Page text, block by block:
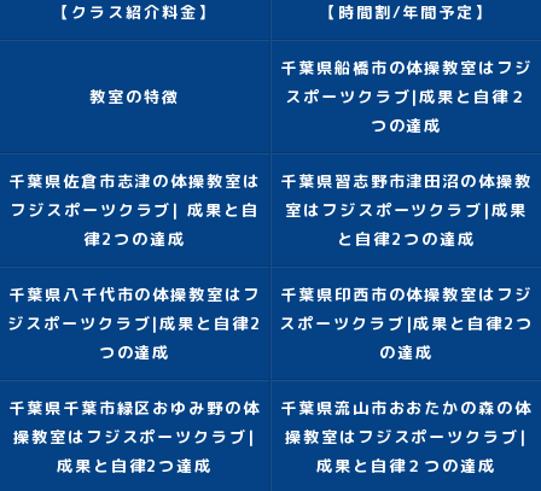
【クラス紹介料金】 【時間割/年間予定】
教室の特徴
千葉県船橋市の体操教室はフジ
スポーツクラブ|成果と自律２
つの達成
千葉県佐倉市志津の体操教室は
フジスポーツクラブ| 成果と自
律2つの達成
千葉県習志野市津田沼の体操教
室はフジスポーツクラブ|成果
と自律2つの達成
千葉県八千代市の体操教室はフ
ジスポーツクラブ|成果と自律2
つの達成
千葉県印西市の体操教室はフジ
スポーツクラブ|成果と自律2つ
の達成
千葉県千葉市緑区おゆみ野の体
操教室はフジスポーツクラブ|
成果と自律2つ達成
千葉県流山市おおたかの森の体
操教室はフジスポーツクラブ|
成果と自律２つの達成